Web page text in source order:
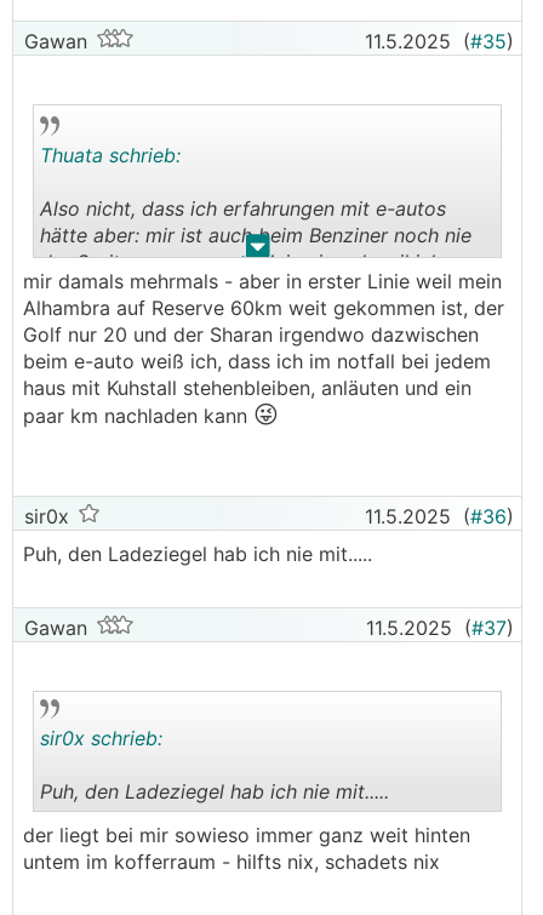
Gawan 11.5.2025 (#35)
. .
Thuata schrieb:
Also nicht, dass ich erfahrungen mit e-autos
hätte aber: mir ist auch beim Benziner noch nie
der Sprit ausgegangen. Naja einmal weil ich
einfach neugierig war, wie weit ich tatsächlich
noch komm, wenn die Lampe angegangen ist.
Und ich einen Kanister mit Treibstoff im
Kofferraum hatte ;)
Ich glaub auch nicht, dass die große Angst der
Meisten ist, dass man es nicht mehr zur nächsten
mir damals mehrmals - aber in erster Linie weil mein
Alhambra auf Reserve 60km weit gekommen ist, der
Golf nur 20 und der Sharan irgendwo dazwischen
beim e-auto weiß ich, dass ich im notfall bei jedem
haus mit Kuhstall stehenbleiben, anläuten und ein
paar km nachladen kann 😜
sir0x 11.5.2025 (#36)
Puh, den Ladeziegel hab ich nie mit.....
Gawan 11.5.2025 (#37)
..
sir0x schrieb:
Puh, den Ladeziegel hab ich nie mit.....
der liegt bei mir sowieso immer ganz weit hinten
untem im kofferraum - hilfts nix, schadets nix